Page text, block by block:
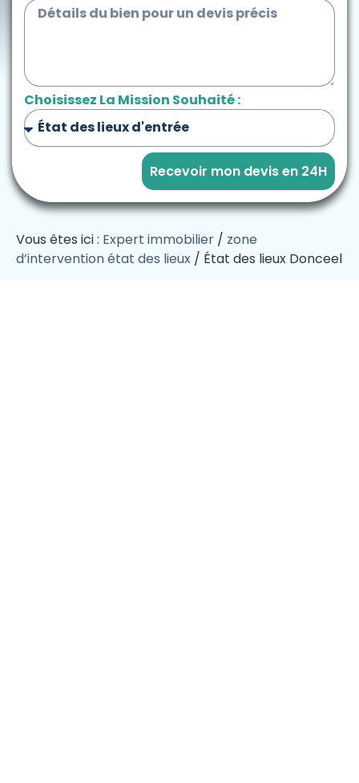
Choisissez La Mission Souhaité :
Recevoir mon devis en 24H
Vous êtes ici : Expert immobilier / zone
d’intervention état des lieux / État des lieux Donceel